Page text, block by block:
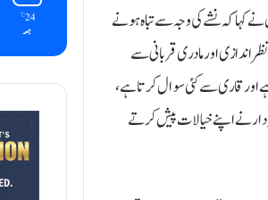
کہا کہ نشے کی وجہ سے تباہ ہونے
اندازی اور مادری قربانی سے
ہے اور قاری سے کئی سوال کرتا ہے،
نے اپنے خیالات پیش کرتے
24
℃
جمعہ